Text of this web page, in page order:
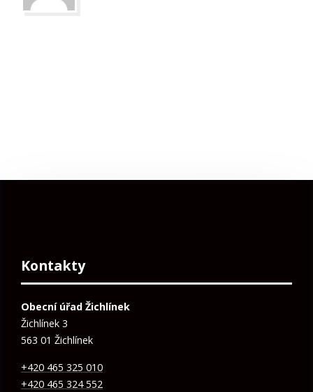
Kontakty
Obecní úřad Žichlínek
Žichlínek 3
563 01 Žichlínek
+420 465 325 010
+420 465 324 552